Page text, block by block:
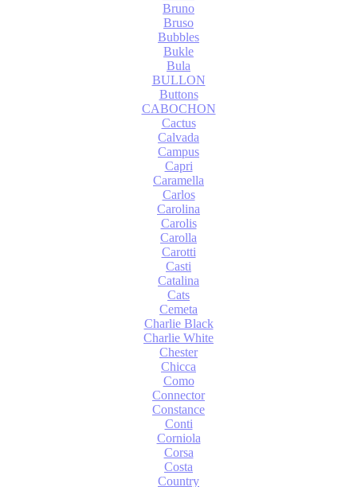
Bruno
Bruso
Bubbles
Bukle
Bula
BULLON
Buttons
CABOCHON
Cactus
Calvada
Campus
Capri
Caramella
Carlos
Carolina
Carolis
Carolla
Carotti
Casti
Catalina
Cats
Cemeta
Charlie Black
Charlie White
Chester
Chicca
Como
Connector
Constance
Conti
Corniola
Corsa
Costa
Country